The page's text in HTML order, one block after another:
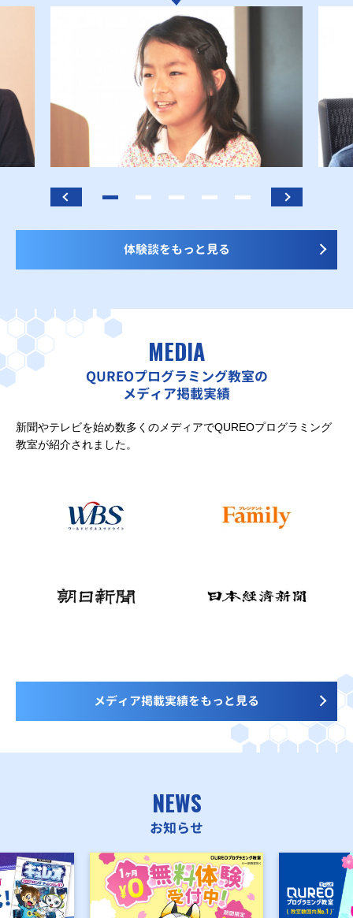
体験談をもっと見る
MEDIA
QUREOプログラミング教室の
メディア掲載実績
新聞やテレビを始め数多くのメディアでQUREOプログラミング
教室が紹介されました。
メディア掲載実績をもっと見る
NEWS
お知らせ